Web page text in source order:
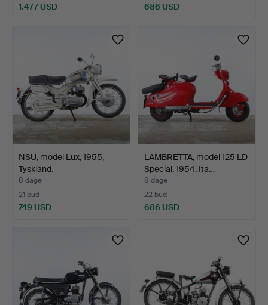
1.477 USD 686 USD
NSU, model Lux, 1955,
Tyskland.
8 dage
21 bud
749 USD
LAMBRETTA, model 125 LD
Special, 1954, Ita…
8 dage
22 bud
686 USD